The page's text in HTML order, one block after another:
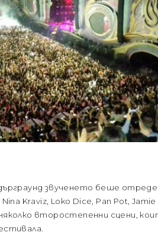
звученето беше
Kraviz, Loko Dice, Pan Pot,
второстепенни сцени,